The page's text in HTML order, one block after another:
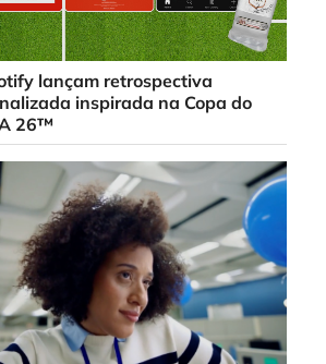
lançam retrospectiva
inspirada na Copa do
26™